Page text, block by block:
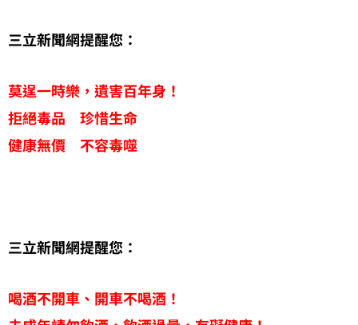
三立新聞網提醒您：
莫逞一時樂，遺害百年身！
拒絕毒品 珍惜生命
健康無價 不容毒噬
三立新聞網提醒您：
喝酒不開車、開車不喝酒！